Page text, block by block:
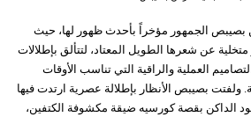
بصيبص الجمهور مؤخراً بأحدث ظهور لها، حيث
عن شعرها الطويل المعتاد، لتتألق بإطلالات
العملية والراقية التي تناسب الأوقات
ولفتت بصيبص الأنظار بإطلالة عصرية ارتدت فيها
الداكن بقصة كورسيه ضيقة مكشوفة الكتفين،